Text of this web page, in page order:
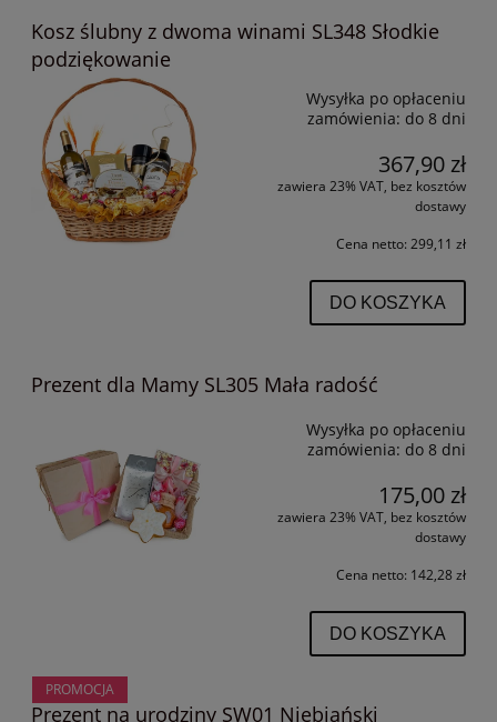
Kosz ślubny z dwoma winami SL348 Słodkie
podziękowanie
Wysyłka po opłaceniu
zamówienia: do 8 dni
367,90 zł
zawiera 23% VAT, bez kosztów
dostawy
Cena netto: 299,11 zł
DO KOSZYKA
Prezent dla Mamy SL305 Mała radość
Wysyłka po opłaceniu
zamówienia: do 8 dni
175,00 zł
zawiera 23% VAT, bez kosztów
dostawy
Cena netto: 142,28 zł
DO KOSZYKA
Prezent na urodziny SW01 Niebiański
PROMOCJA